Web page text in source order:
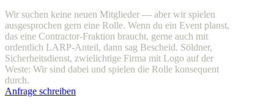
Wir suchen keine neuen Mitglieder — aber wir spielen
ausgesprochen gern eine Rolle. Wenn du ein Event planst,
das eine Contractor-Fraktion braucht, gerne auch mit
ordentlich LARP-Anteil, dann sag Bescheid. Söldner,
Sicherheitsdienst, zwielichtige Firma mit Logo auf der
Weste: Wir sind dabei und spielen die Rolle konsequent
durch.
Anfrage schreiben